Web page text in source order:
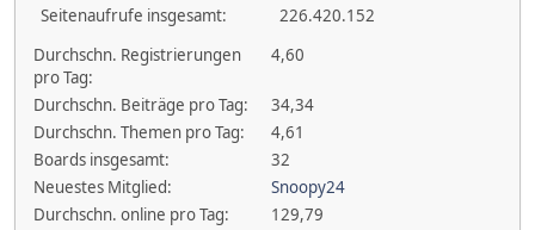
Seitenaufrufe insgesamt:
226.420.152
Durchschn. Registrierungen
pro Tag:
4,60
Durchschn. Beiträge pro Tag:
34,34
Durchschn. Themen pro Tag:
4,61
Boards insgesamt:
32
Neuestes Mitglied:
Snoopy24
Durchschn. online pro Tag:
129,79